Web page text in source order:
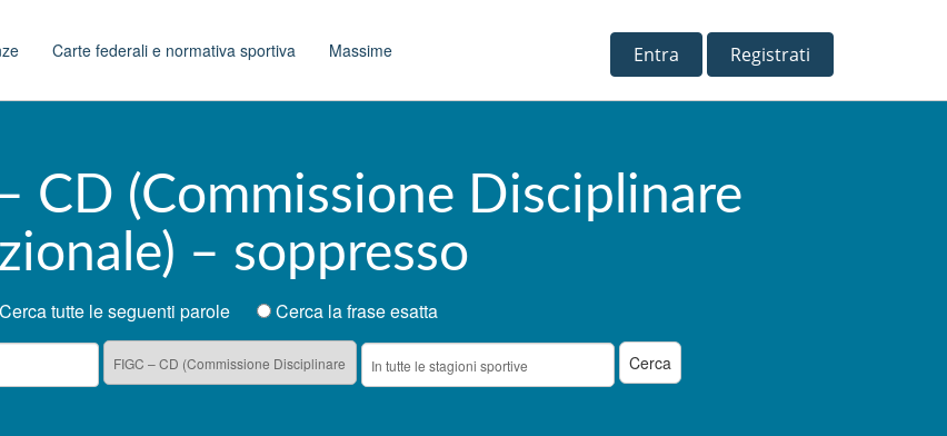
Carte federali e normativa sportiva Massime Entra Registrati
CD (Commissione Disciplinare
– soppresso
Cerca tutte le seguenti parole
Cerca la frase esatta